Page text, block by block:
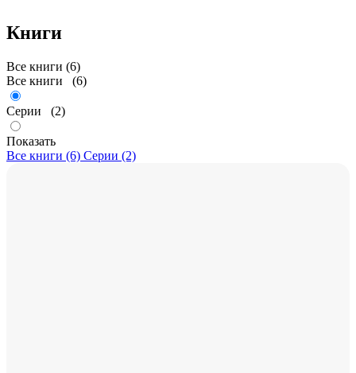
Книги
Все книги (6)
Все книги (6)
Серии (2)
Показать
Все книги (6) Серии (2)